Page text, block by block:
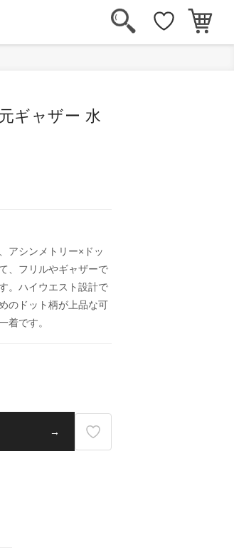
ギャザー 水
アシンメトリー×ドッ
、フリルやギャザーで
。ハイウエスト設計で
のドット柄が上品な可
着です。